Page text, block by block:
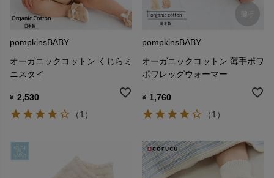
pompkinsBABY
オーガニックコットン くじらミ
ニスタイ
¥ 2,530
（1）
pompkinsBABY
オーガニックコットン 薄手ポワ
ポワレッグウォーマー
¥ 1,760
（1）